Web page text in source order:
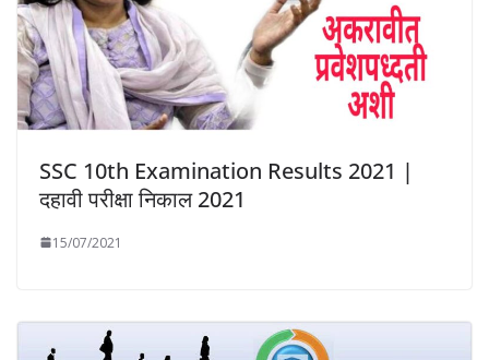
SSC 10th Examination Results 2021 |
दहावी परीक्षा निकाल 2021
15/07/2021